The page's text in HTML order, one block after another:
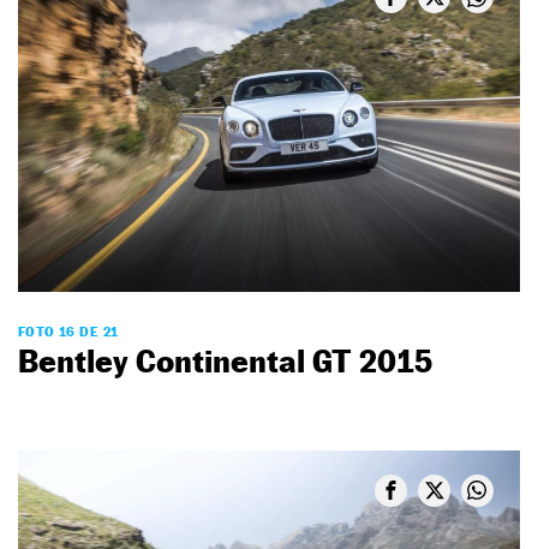
FOTO 16 DE 21
Bentley Continental GT 2015